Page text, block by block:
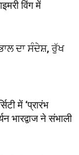
विंग में
ਦਾ ਸੰਦੇਸ਼, ਰੁੱਖ
में ‘प्रारंभ
भारद्वाज ने संभाली